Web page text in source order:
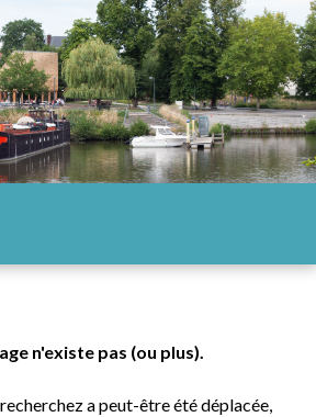
n'existe pas (ou plus).
a peut-être été déplacée,